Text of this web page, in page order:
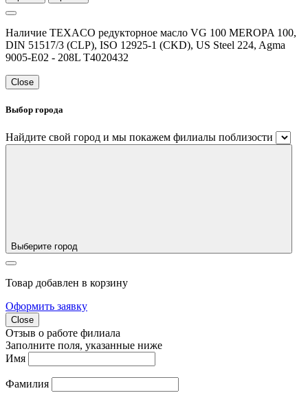
Наличие TEXACO редукторное масло VG 100 MEROPA 100,
DIN 51517/3 (CLP), ISO 12925-1 (CKD), US Steel 224, Agma
9005-E02 - 208L T4020432
Close
Выбор города
Найдите свой город и мы покажем филиалы поблизости
Выберите город
Товар добавлен в корзину
Оформить заявку
Close
Отзыв о работе филиала
Заполните поля, указанные ниже
Имя
Фамилия